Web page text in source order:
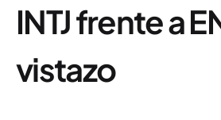
INTJ frente a
vistazo